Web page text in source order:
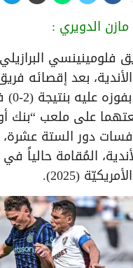
الدويري :
فلومينينسي
بعد إقصائه
دور
على ملعب “بنك
دور الستة
المُقامة حالياً في
(2025).